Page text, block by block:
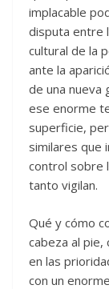
implacable
disputa entre
cultural de la
ante la
de una nueva
ese enorme
superficie,
similares que
control sobre
tanto vigilan.
Qué y cómo
cabeza al
en las
con un